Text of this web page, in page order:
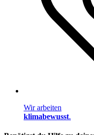
Wir arbeiten
klimabewusst.